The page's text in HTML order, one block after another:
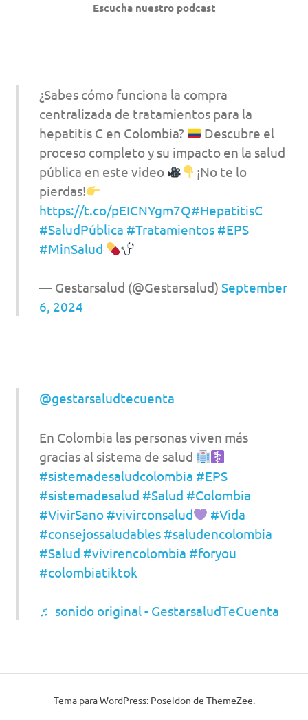
Escucha nuestro podcast
¿Sabes cómo funciona la compra
centralizada de tratamientos para la
hepatitis C en Colombia?
Descubre el
proceso completo y su impacto en la salud
pública en este video
¡No te lo
pierdas!
https://t.co/pEICNYgm7Q#HepatitisC
#SaludPública #Tratamientos #EPS
#MinSalud
— Gestarsalud (@Gestarsalud) September
6, 2024
@gestarsaludtecuenta
En Colombia las personas viven más
gracias al sistema de salud
#sistemadesaludcolombia #EPS
#sistemadesalud #Salud #Colombia
#VivirSano #vivirconsalud
#Vida
#consejossaludables #saludencolombia
#Salud #vivirencolombia #foryou
#colombiatiktok
♬ sonido original - GestarsaludTeCuenta
Tema para WordPress: Poseidon de ThemeZee.